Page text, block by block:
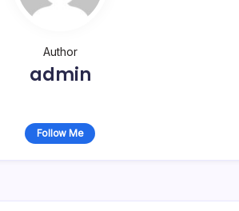
Author
admin
Follow Me